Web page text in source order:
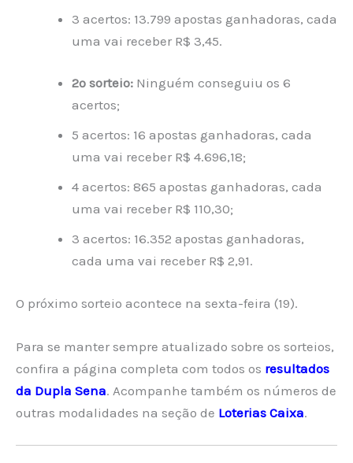
3 acertos: 13.799 apostas ganhadoras, cada
uma vai receber R$ 3,45.
2º sorteio: Ninguém conseguiu os 6
acertos;
5 acertos: 16 apostas ganhadoras, cada
uma vai receber R$ 4.696,18;
4 acertos: 865 apostas ganhadoras, cada
uma vai receber R$ 110,30;
3 acertos: 16.352 apostas ganhadoras,
cada uma vai receber R$ 2,91.
O próximo sorteio acontece na sexta-feira (19).
Para se manter sempre atualizado sobre os sorteios,
confira a página completa com todos os resultados
da Dupla Sena. Acompanhe também os números de
outras modalidades na seção de Loterias Caixa.